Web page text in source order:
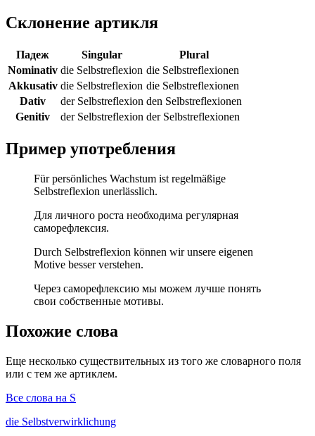
Склонение артикля
Падеж Singular
Plural
Nominativ die Selbstreflexion die Selbstreflexionen
Akkusativ die Selbstreflexion die Selbstreflexionen
Dativ
der Selbstreflexion den Selbstreflexionen
Genitiv
der Selbstreflexion der Selbstreflexionen
Пример употребления
Für persönliches Wachstum ist regelmäßige
Selbstreflexion unerlässlich.
Для личного роста необходима регулярная
саморефлексия.
Durch Selbstreflexion können wir unsere eigenen
Motive besser verstehen.
Через саморефлексию мы можем лучше понять
свои собственные мотивы.
Похожие слова
Еще несколько существительных из того же словарного поля
или с тем же артиклем.
Все слова на S
die Selbstverwirklichung